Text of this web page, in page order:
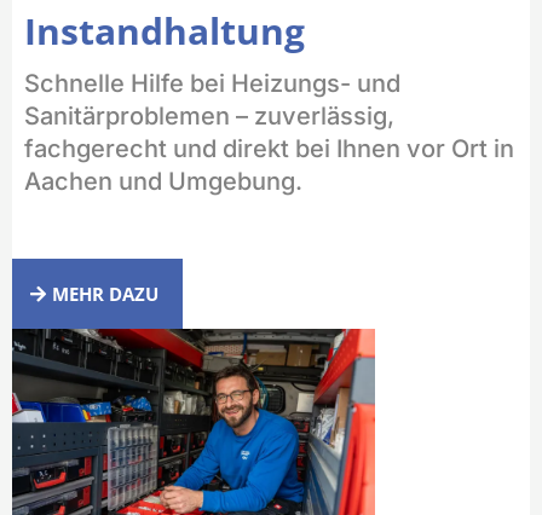
Instandhaltung
Schnelle Hilfe bei Heizungs- und
Sanitärproblemen – zuverlässig,
fachgerecht und direkt bei Ihnen vor Ort in
Aachen und Umgebung.
MEHR DAZU